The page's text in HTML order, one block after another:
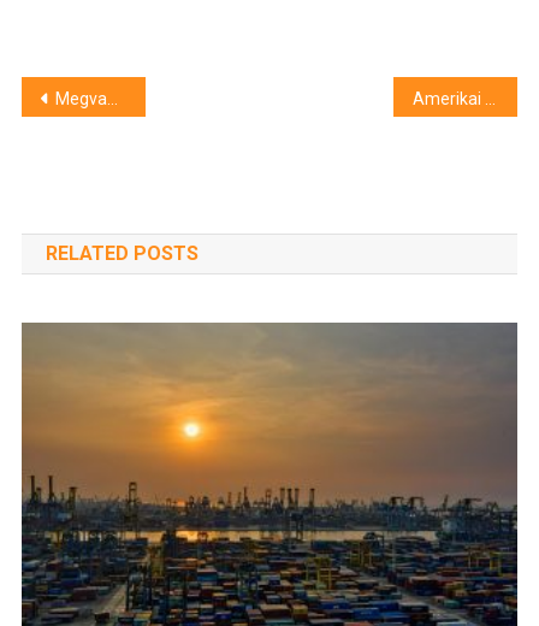
Bejegyzés
Megvan az új pápa
RELATED POSTS